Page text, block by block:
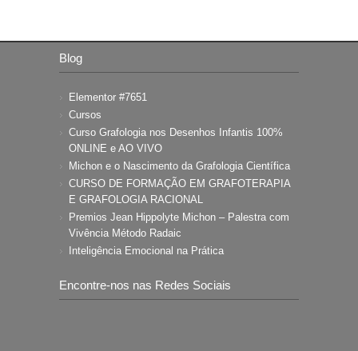
Blog
Elementor #7651
Cursos
Curso Grafologia nos Desenhos Infantis 100%
ONLINE e AO VIVO
Michon e o Nascimento da Grafologia Científica
CURSO DE FORMAÇÃO EM GRAFOTERAPIA
E GRAFOLOGIA RACIONAL
Premios Jean Hippolyte Michon – Palestra com
Vivência Método Radaic
Inteligência Emocional na Prática
Encontre-nos nas Redes Sociais